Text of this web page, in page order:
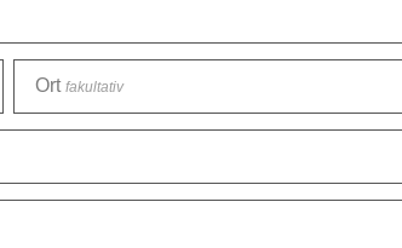
Ort fakultativ